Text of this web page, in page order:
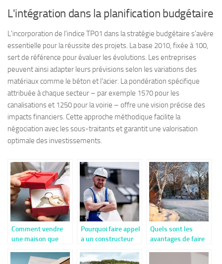
L'intégration dans la planification budgétaire
L'incorporation de l'indice TP01 dans la stratégie budgétaire s'avère
essentielle pour la réussite des projets. La base 2010, fixée à 100,
sert de référence pour évaluer les évolutions. Les entreprises
peuvent ainsi adapter leurs prévisions selon les variations des
matériaux comme le béton et l'acier. La pondération spécifique
attribuée à chaque secteur – par exemple 1570 pour les
canalisations et 1250 pour la voirie – offre une vision précise des
impacts financiers. Cette approche méthodique facilite la
négociation avec les sous-traitants et garantit une valorisation
optimale des investissements.
Comment vendre
une maison que
construire ?
Pourquoi faire appel
a un constructeur
Quels sont les
avantages de faire